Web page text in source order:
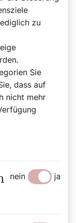
“, die durch
in der
die
die
kulturellen
Stalin-
der
Not.
Zeiten nach
sowie einen
Wien die
Hinzu
Ostkirchen in
mit
standen.
zu
Sie
dass auf
nicht mehr
nein ja